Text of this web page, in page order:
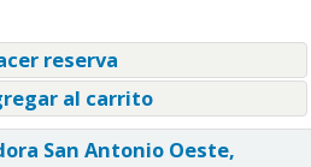
reserva
al carrito
San Antonio Oeste,